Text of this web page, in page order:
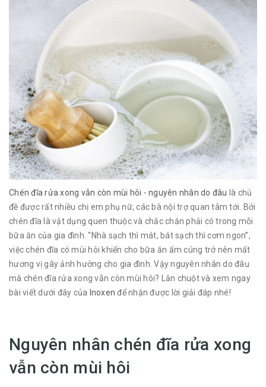
Chén đĩa rửa xong vẫn còn mùi hôi - nguyên nhân do đâu là chủ
đề được rất nhiều chị em phụ nữ, các bà nội trợ quan tâm tới. Bởi
chén đĩa là vật dụng quen thuộc và chắc chắn phải có trong mỗi
bữa ăn của gia đình. “Nhà sạch thì mát, bát sạch thì cơm ngon”,
việc chén đĩa có mùi hôi khiến cho bữa ăn ấm cúng trở nên mất
hương vị gây ảnh hưởng cho gia đình. Vậy nguyên nhân do đâu
mà chén đĩa rửa xong vẫn còn mùi hôi? Lăn chuột và xem ngay
bài viết dưới đây của Inoxen để nhận được lời giải đáp nhé!
Nguyên nhân chén đĩa rửa xong
vẫn còn mùi hôi